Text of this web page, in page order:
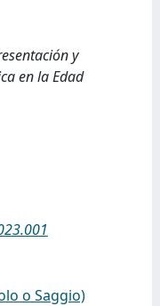
y
en la Edad
o Saggio)